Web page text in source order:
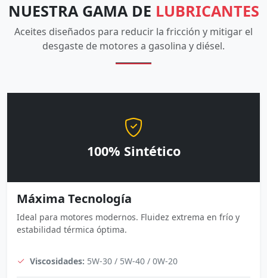
NUESTRA GAMA DE LUBRICANTES
Aceites diseñados para reducir la fricción y mitigar el
desgaste de motores a gasolina y diésel.
100% Sintético
Máxima Tecnología
Ideal para motores modernos. Fluidez extrema en frío y
estabilidad térmica óptima.
Viscosidades: 5W-30 / 5W-40 / 0W-20